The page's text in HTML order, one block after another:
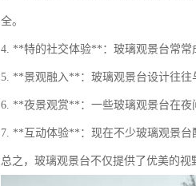
全。
4. **特的社交体验**：玻璃观景台常常
5. **景观融入**：玻璃观景台设计往往
6. **夜景观赏**：一些玻璃观景台在夜
7. **互动体验**：现在不少玻璃观景台
总之，玻璃观景台不仅提供了优美的视